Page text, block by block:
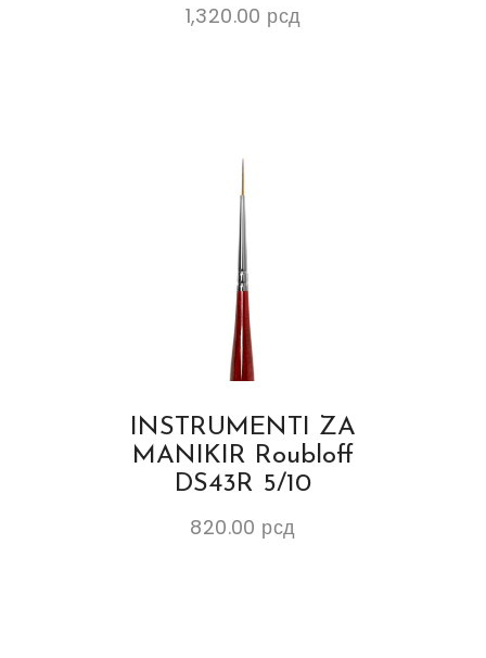
1,320.00 рсд
INSTRUMENTI ZA
MANIKIR Roubloff
DS43R 5/10
820.00 рсд